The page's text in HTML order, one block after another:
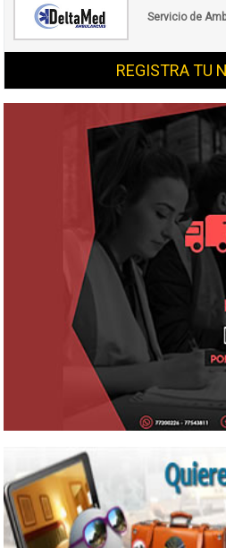
Servicio de
REGISTRA TU